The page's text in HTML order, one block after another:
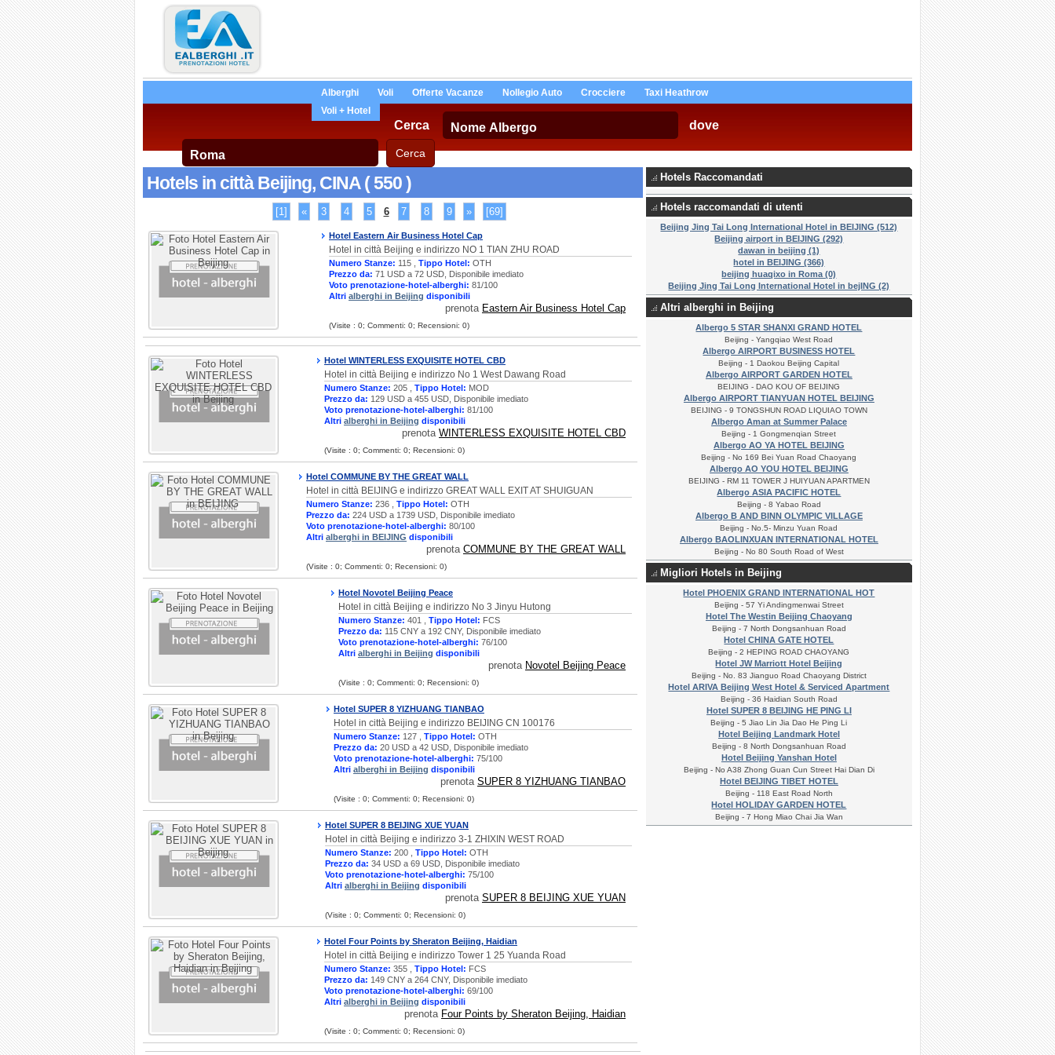
Alberghi Voli Offerte Vacanze Nollegio Auto Crocciere
Taxi Heathrow
Voli + Hotel
Cerca dove
Hotels in città Beijing, CINA ( 550 )
[1] « 3 4 5 6 7 8 9 » [69]
Hotel Eastern Air Business Hotel Cap
Hotel in città Beijing e indirizzo NO 1 TIAN ZHU ROAD
Numero Stanze: 115 , Tippo Hotel: OTH
Prezzo da: 71 USD a 72 USD, Disponibile imediato
Voto prenotazione-hotel-alberghi: 81/100
Altri alberghi in Beijing disponibili
prenota Eastern Air Business Hotel Cap
(Visite : 0; Commenti: 0; Recensioni: 0)
Hotel WINTERLESS EXQUISITE HOTEL CBD
Hotel in città Beijing e indirizzo No 1 West Dawang Road
Numero Stanze: 205 , Tippo Hotel: MOD
Prezzo da: 129 USD a 455 USD, Disponibile imediato
Voto prenotazione-hotel-alberghi: 81/100
Altri alberghi in Beijing disponibili
prenota WINTERLESS EXQUISITE HOTEL CBD
(Visite : 0; Commenti: 0; Recensioni: 0)
Hotel COMMUNE BY THE GREAT WALL
Hotel in città BEIJING e indirizzo GREAT WALL EXIT AT SHUIGUAN
Numero Stanze: 236 , Tippo Hotel: OTH
Prezzo da: 224 USD a 1739 USD, Disponibile imediato
Voto prenotazione-hotel-alberghi: 80/100
Altri alberghi in BEIJING disponibili
prenota COMMUNE BY THE GREAT WALL
(Visite : 0; Commenti: 0; Recensioni: 0)
Hotel Novotel Beijing Peace
Hotel in città Beijing e indirizzo No 3 Jinyu Hutong
Numero Stanze: 401 , Tippo Hotel: FCS
Prezzo da: 115 CNY a 192 CNY, Disponibile imediato
Voto prenotazione-hotel-alberghi: 76/100
Altri alberghi in Beijing disponibili
prenota Novotel Beijing Peace
(Visite : 0; Commenti: 0; Recensioni: 0)
Hotel SUPER 8 YIZHUANG TIANBAO
Hotel in città Beijing e indirizzo BEIJING CN 100176
Numero Stanze: 127 , Tippo Hotel: OTH
Prezzo da: 20 USD a 42 USD, Disponibile imediato
Voto prenotazione-hotel-alberghi: 75/100
Altri alberghi in Beijing disponibili
prenota SUPER 8 YIZHUANG TIANBAO
(Visite : 0; Commenti: 0; Recensioni: 0)
Hotel SUPER 8 BEIJING XUE YUAN
Hotel in città Beijing e indirizzo 3-1 ZHIXIN WEST ROAD
Numero Stanze: 200 , Tippo Hotel: OTH
Prezzo da: 34 USD a 69 USD, Disponibile imediato
Voto prenotazione-hotel-alberghi: 75/100
Altri alberghi in Beijing disponibili
prenota SUPER 8 BEIJING XUE YUAN
(Visite : 0; Commenti: 0; Recensioni: 0)
Hotel Four Points by Sheraton Beijing, Haidian
Hotel in città Beijing e indirizzo Tower 1 25 Yuanda Road
Numero Stanze: 355 , Tippo Hotel: FCS
Prezzo da: 149 CNY a 264 CNY, Disponibile imediato
Voto prenotazione-hotel-alberghi: 69/100
Altri alberghi in Beijing disponibili
prenota Four Points by Sheraton Beijing, Haidian
(Visite : 0; Commenti: 0; Recensioni: 0)
Hotels Raccomandati
Hotels raccomandati di utenti
Beijing Jing Tai Long International Hotel in BEIJING (512)
Beijing airport in BEIJING (292)
dawan in beijing (1)
hotel in BEIJING (366)
beijing huaqixo in Roma (0)
Beijing Jing Tai Long International Hotel in bejING (2)
Altri alberghi in Beijing
Albergo 5 STAR SHANXI GRAND HOTEL
Beijing - Yangqiao West Road
Albergo AIRPORT BUSINESS HOTEL
Beijing - 1 Daokou Beijing Capital
Albergo AIRPORT GARDEN HOTEL
BEIJING - DAO KOU OF BEIJING
Albergo AIRPORT TIANYUAN HOTEL BEIJING
BEIJING - 9 TONGSHUN ROAD LIQUIAO TOWN
Albergo Aman at Summer Palace
Beijing - 1 Gongmenqian Street
Albergo AO YA HOTEL BEIJING
Beijing - No 169 Bei Yuan Road Chaoyang
Albergo AO YOU HOTEL BEIJING
BEIJING - RM 11 TOWER J HUIYUAN APARTMEN
Albergo ASIA PACIFIC HOTEL
Beijing - 8 Yabao Road
Albergo B AND BINN OLYMPIC VILLAGE
Beijing - No.5- Minzu Yuan Road
Albergo BAOLINXUAN INTERNATIONAL HOTEL
Beijing - No 80 South Road of West
Migliori Hotels in Beijing
Hotel PHOENIX GRAND INTERNATIONAL HOT
Beijing - 57 Yi Andingmenwai Street
Hotel The Westin Beijing Chaoyang
Beijing - 7 North Dongsanhuan Road
Hotel CHINA GATE HOTEL
Beijing - 2 HEPING ROAD CHAOYANG
Hotel JW Marriott Hotel Beijing
Beijing - No. 83 Jianguo Road Chaoyang District
Hotel ARIVA Beijing West Hotel & Serviced Apartment
Beijing - 36 Haidian South Road
Hotel SUPER 8 BEIJING HE PING LI
Beijing - 5 Jiao Lin Jia Dao He Ping Li
Hotel Beijing Landmark Hotel
Beijing - 8 North Dongsanhuan Road
Hotel Beijing Yanshan Hotel
Beijing - No A38 Zhong Guan Cun Street Hai Dian Di
Hotel BEIJING TIBET HOTEL
Beijing - 118 East Road North
Hotel HOLIDAY GARDEN HOTEL
Beijing - 7 Hong Miao Chai Jia Wan